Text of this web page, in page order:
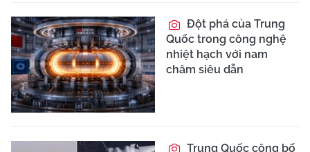
Đột phá của Trung
Quốc trong công nghệ
nhiệt hạch với nam
châm siêu dẫn
Trung Quốc công bố